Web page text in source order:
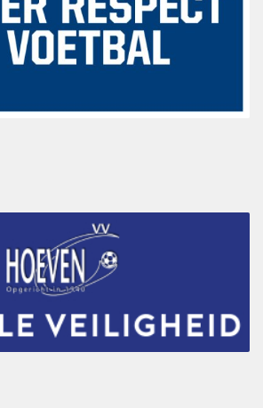
Jeugdspelers
van spelers
– 1949
– 1959
– 1969